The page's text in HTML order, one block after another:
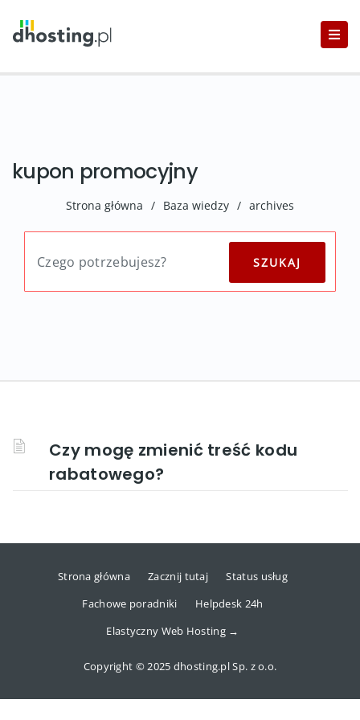
kupon promocyjny
Strona główna / Baza wiedzy / archives
Czy mogę zmienić treść kodu
rabatowego?
Strona główna Zacznij tutaj
Status usług
Fachowe poradniki
Helpdesk 24h
Elastyczny Web Hosting →
Copyright © 2025 dhosting.pl Sp. z o.o.